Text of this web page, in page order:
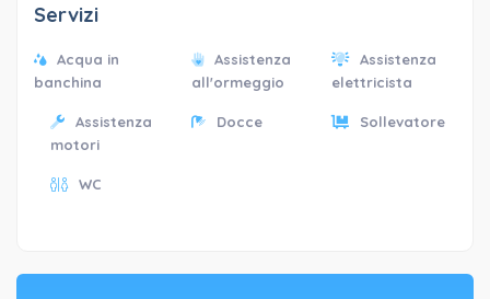
Servizi
Acqua in
banchina
Assistenza
all'ormeggio
Assistenza
elettricista
Assistenza
motori
Docce Sollevatore
WC